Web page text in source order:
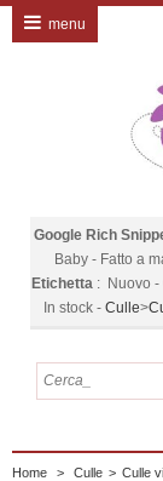
Google Rich
Baby - Fatto a
Etichetta : Nuovo -
In stock - Culle>
menu
Home > Culle > Culle